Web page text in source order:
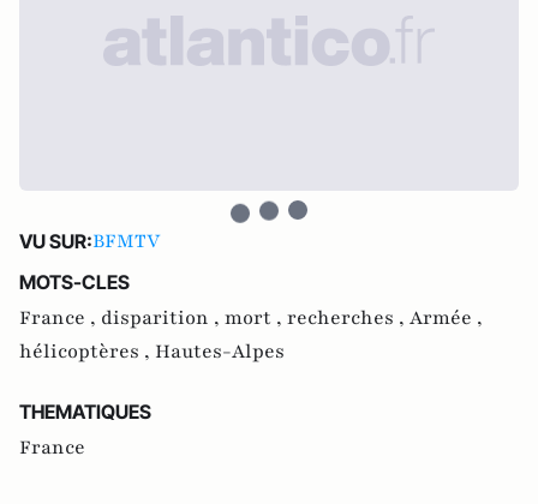
VU SUR:BFMTV
MOTS-CLES
France , disparition , mort , recherches , Armée ,
hélicoptères , Hautes-Alpes
THEMATIQUES
France